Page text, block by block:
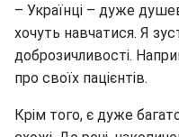
– Українці – дуже
хочуть навчатися. Я
доброзичливості.
про своїх пацієнтів.
Крім того, є дуже